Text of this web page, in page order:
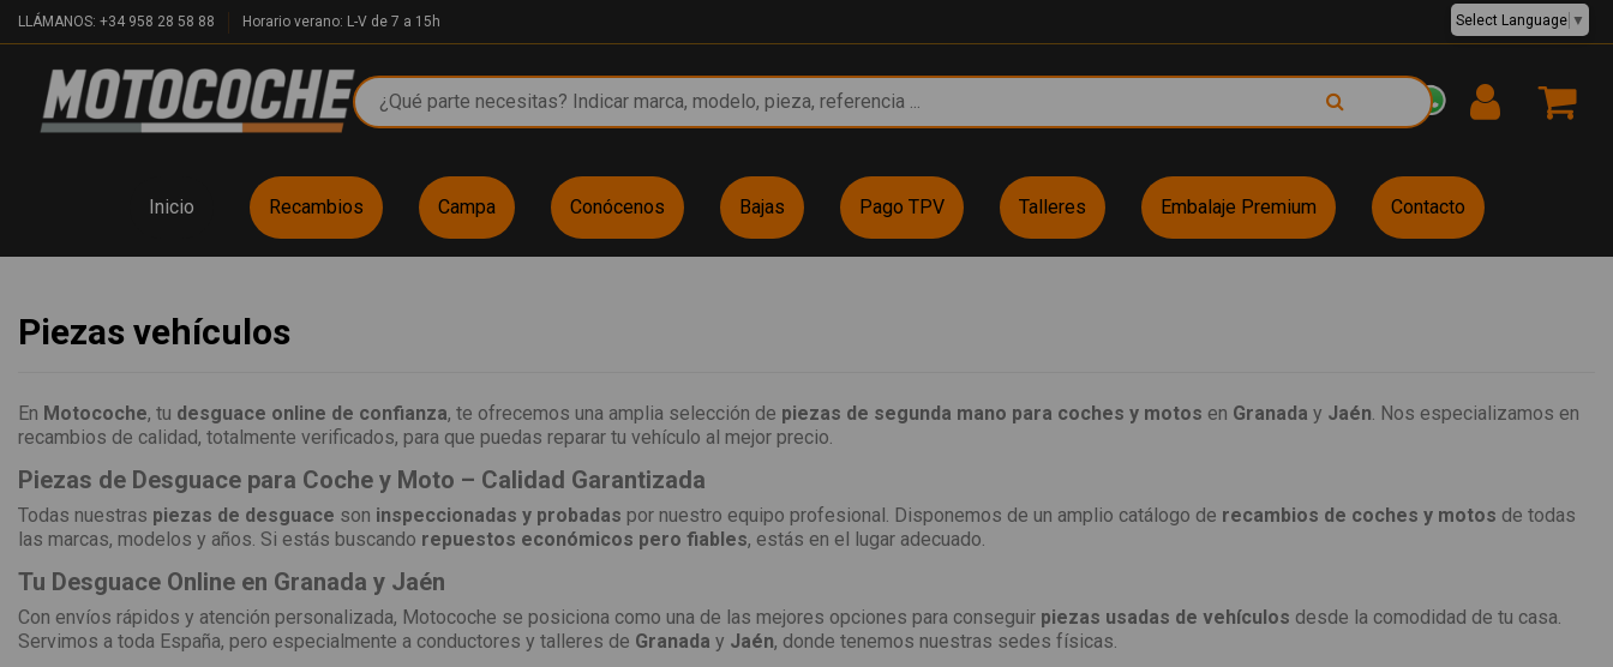
LLÁMANOS: +34 958 28 58 88 Horario verano: L-V de 7 a 15h EUR €
Select Language ▼
Inicio Recambios Campa Conócenos Bajas Pago TPV Talleres Embalaje Premium Contacto
Piezas vehículos
En Motocoche, tu desguace online de confianza, te ofrecemos una amplia selección de piezas de segunda mano para coches y motos en Granada y Jaén. Nos especializamos en
recambios de calidad, totalmente verificados, para que puedas reparar tu vehículo al mejor precio.
Piezas de Desguace para Coche y Moto – Calidad Garantizada
Todas nuestras piezas de desguace son inspeccionadas y probadas por nuestro equipo profesional. Disponemos de un amplio catálogo de recambios de coches y motos de todas
las marcas, modelos y años. Si estás buscando repuestos económicos pero fiables, estás en el lugar adecuado.
Tu Desguace Online en Granada y Jaén
Con envíos rápidos y atención personalizada, Motocoche se posiciona como una de las mejores opciones para conseguir piezas usadas de vehículos desde la comodidad de tu casa.
Servimos a toda España, pero especialmente a conductores y talleres de Granada y Jaén, donde tenemos nuestras sedes físicas.